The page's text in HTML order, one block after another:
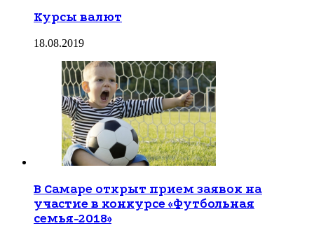
Курсы валют
18.08.2019
В Самаре открыт прием заявок на
участие в конкурсе «Футбольная
семья-2018»